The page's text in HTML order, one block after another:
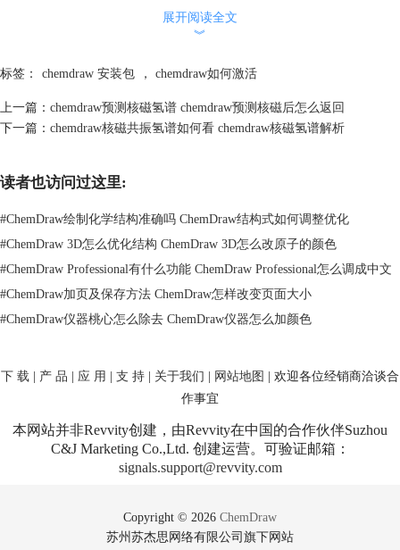
区，说不定那里有更多绝招和帮助，让你的颜色恢复“听话”。
要是你想在ChemDraw这个软件里玩得更6，熟悉一些“秘籍”可是关键！快
捷键是你的好朋友，可以让你在化学结构的绘制中事半功倍。
比如说，Alt+C是打开颜色选择的捷径，Ctrl+K可以把选中的东西的颜色
松切换各种鲜艳的颜色。
另外，你还可以自己“打造”快捷键，以适应你的工作风格。去ChemDraw
展开阅读全文
︾
标签： chemdraw 安装包 ， chemdraw如何激活
上一篇： chemdraw预测核磁氢谱 chemdraw预测核磁后怎么返回
下一篇： chemdraw核磁共振氢谱如何看 chemdraw核磁氢谱解析
读者也访问过这里:
#ChemDraw绘制化学结构准确吗 ChemDraw结构式如何调整优化
#ChemDraw 3D怎么优化结构 ChemDraw 3D怎么改原子的颜色
#ChemDraw Professional有什么功能 ChemDraw Professional怎么调成中文
#ChemDraw加页及保存方法 ChemDraw怎样改变页面大小
#ChemDraw仪器桃心怎么除去 ChemDraw仪器怎么加颜色
下 载 产 品 应 用 支 持 关于我们 网站地图
| 欢迎各位经销商洽谈合
作事宜
本网站并非Revvity创建，由Revvity在中国的合作伙伴Suzhou
C&J Marketing Co.,Ltd. 创建运营。可验证邮箱：
signals.support@revvity.com
Copyright © 2026 ChemDraw
苏州苏杰思网络有限公司旗下网站